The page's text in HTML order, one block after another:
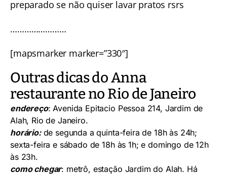
preparado se não quiser lavar pratos rsrs
……………………
[mapsmarker marker=”330″]
Outras dicas do Anna
restaurante no Rio de Janeiro
endereço: Avenida Epitacio Pessoa 214, Jardim de
Alah, Rio de Janeiro.
horário:de segunda a quinta-feira de 18h às 24h;
sexta-feira e sábado de 18h às 1h; e domingo de 12h
às 23h.
como chegar: metrô, estação Jardim do Alah. Há